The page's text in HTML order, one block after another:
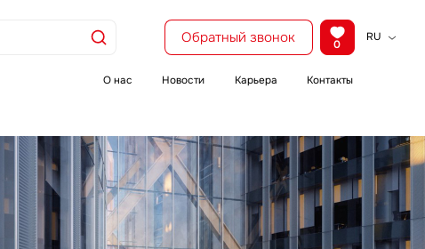
Обратный звонок 0
RU
О нас Новости Карьера Контакты